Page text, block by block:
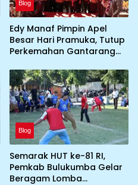
Blog
Edy Manaf Pimpin Apel
Besar Hari Pramuka, Tutup
Perkemahan Gantarang
Jamnas XII 2026
Blog
Semarak HUT ke-81 RI,
Pemkab Bulukumba Gelar
Beragam Lomba